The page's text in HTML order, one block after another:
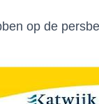
op de